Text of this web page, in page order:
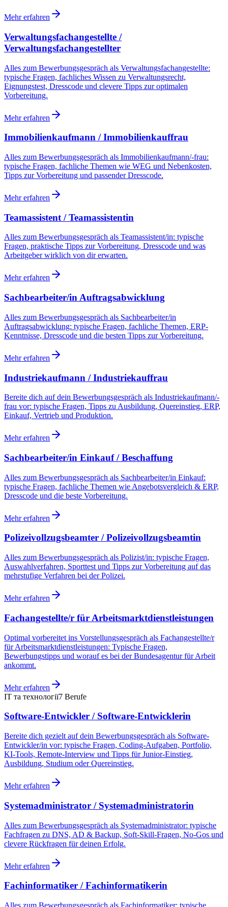
Mehr erfahren
Verwaltungsfachangestellte /
Verwaltungsfachangestellter
Alles zum Bewerbungsgespräch als Verwaltungsfachangestellte:
typische Fragen, fachliches Wissen zu Verwaltungsrecht,
Eignungstest, Dresscode und clevere Tipps zur optimalen
Vorbereitung.
Mehr erfahren
Immobilienkaufmann / Immobilienkauffrau
Alles zum Bewerbungsgespräch als Immobilienkaufmann/-frau:
typische Fragen, fachliche Themen wie WEG und Nebenkosten,
Tipps zur Vorbereitung und passender Dresscode.
Mehr erfahren
Teamassistent / Teamassistentin
Alles zum Bewerbungsgespräch als Teamassistent/in: typische
Fragen, praktische Tipps zur Vorbereitung, Dresscode und was
Arbeitgeber wirklich von dir erwarten.
Mehr erfahren
Sachbearbeiter/in Auftragsabwicklung
Alles zum Bewerbungsgespräch als Sachbearbeiter/in
Auftragsabwicklung: typische Fragen, fachliche Themen, ERP-
Kenntnisse, Dresscode und die besten Tipps zur Vorbereitung.
Mehr erfahren
Industriekaufmann / Industriekauffrau
Bereite dich auf dein Bewerbungsgespräch als Industriekaufmann/-
frau vor: typische Fragen, Tipps zu Ausbildung, Quereinstieg, ERP,
Einkauf, Vertrieb und Produktion.
Mehr erfahren
Sachbearbeiter/in Einkauf / Beschaffung
Alles zum Bewerbungsgespräch als Sachbearbeiter/in Einkauf:
typische Fragen, fachliche Themen wie Angebotsvergleich & ERP,
Dresscode und die beste Vorbereitung.
Mehr erfahren
Polizeivollzugsbeamter / Polizeivollzugsbeamtin
Alles zum Bewerbungsgespräch als Polizist/in: typische Fragen,
Auswahlverfahren, Sporttest und Tipps zur Vorbereitung auf das
mehrstufige Verfahren bei der Polizei.
Mehr erfahren
Fachangestellte/r für Arbeitsmarktdienstleistungen
Optimal vorbereitet ins Vorstellungsgespräch als Fachangestellte/r
für Arbeitsmarktdienstleistungen: Typische Fragen,
Bewerbungstipps und worauf es bei der Bundesagentur für Arbeit
ankommt.
Mehr erfahren
ІТ та технології7 Berufe
Software-Entwickler / Software-Entwicklerin
Bereite dich gezielt auf dein Bewerbungsgespräch als Software-
Entwickler/in vor: typische Fragen, Coding-Aufgaben, Portfolio,
KI-Tools, Remote-Interview und Tipps für Junior-Einstieg,
Ausbildung, Studium oder Quereinstieg.
Mehr erfahren
Systemadministrator / Systemadministratorin
Alles zum Bewerbungsgespräch als Systemadministrator: typische
Fachfragen zu DNS, AD & Backup, Soft-Skill-Fragen, No-Gos und
clevere Rückfragen für deinen Erfolg.
Mehr erfahren
Fachinformatiker / Fachinformatikerin
Alles zum Bewerbungsgespräch als Fachinformatiker: typische